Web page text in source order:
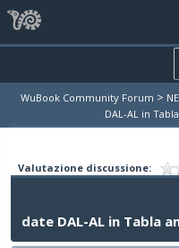
WuBook Community Forum >
DAL-AL in
Valutazione discussione:
date DAL-AL in Tabla